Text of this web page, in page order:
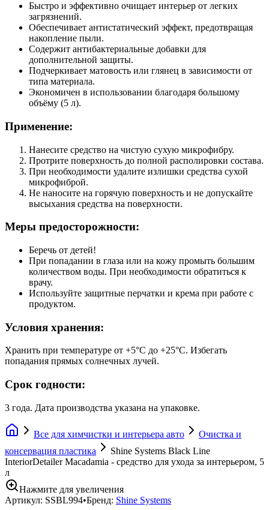
Быстро и эффективно очищает интерьер от легких
загрязнений.
Обеспечивает антистатический эффект, предотвращая
накопление пыли.
Содержит антибактериальные добавки для
дополнительной защиты.
Подчеркивает матовость или глянец в зависимости от
типа материала.
Экономичен в использовании благодаря большому
объёму (5 л).
Применение:
Нанесите средство на чистую сухую микрофибру.
Протрите поверхность до полной располировки состава.
При необходимости удалите излишки средства сухой
микрофиброй.
Не наносите на горячую поверхность и не допускайте
высыхания средства на поверхности.
Меры предосторожности:
Беречь от детей!
При попадании в глаза или на кожу промыть большим
количеством воды. При необходимости обратиться к
врачу.
Используйте защитные перчатки и крема при работе с
продуктом.
Условия хранения:
Хранить при температуре от +5°С до +25°С. Избегать
попадания прямых солнечных лучей.
Срок годности:
3 года. Дата производства указана на упаковке.
Все для химчистки и интерьера авто
Очистка и
консервация пластика
Shine Systems Black Line
InteriorDetailer Macadamia - средство для ухода за интерьером, 5
л
Нажмите для увеличения
Артикул: SSBL994•Бренд: Shine Systems